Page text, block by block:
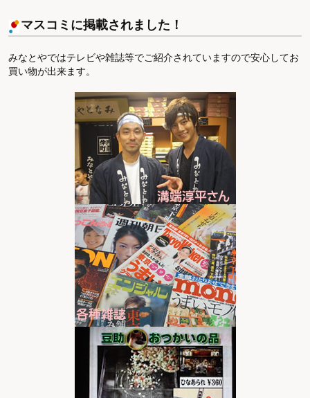
マスコミに掲載されました！
みなとやではテレビや雑誌等でご紹介されていますので安心してお
買い物が出来ます。